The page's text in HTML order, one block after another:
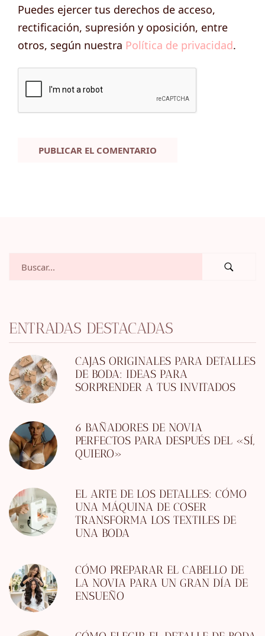
Puedes ejercer tus derechos de acceso,
rectificación, supresión y oposición, entre
otros, según nuestra Política de privacidad.
ENTRADAS DESTACADAS
CAJAS ORIGINALES PARA DETALLES
DE BODA: IDEAS PARA
SORPRENDER A TUS INVITADOS
6 BAÑADORES DE NOVIA
PERFECTOS PARA DESPUÉS DEL «SÍ,
QUIERO»
EL ARTE DE LOS DETALLES: CÓMO
UNA MÁQUINA DE COSER
TRANSFORMA LOS TEXTILES DE
UNA BODA
CÓMO PREPARAR EL CABELLO DE
LA NOVIA PARA UN GRAN DÍA DE
ENSUEÑO